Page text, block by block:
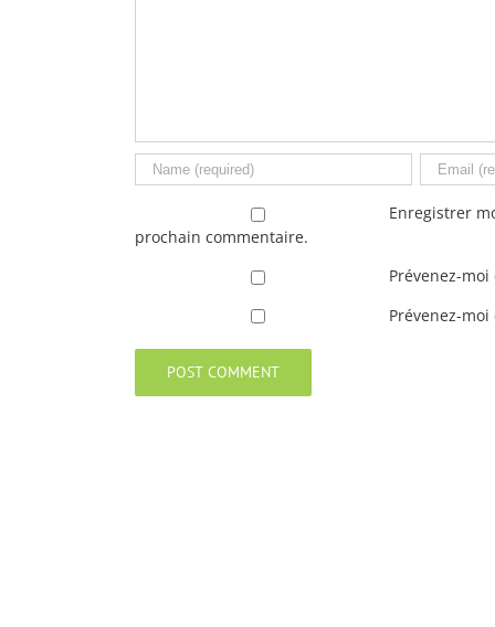
Enregistrer
prochain commentaire.
Prévenez-
Prévenez-